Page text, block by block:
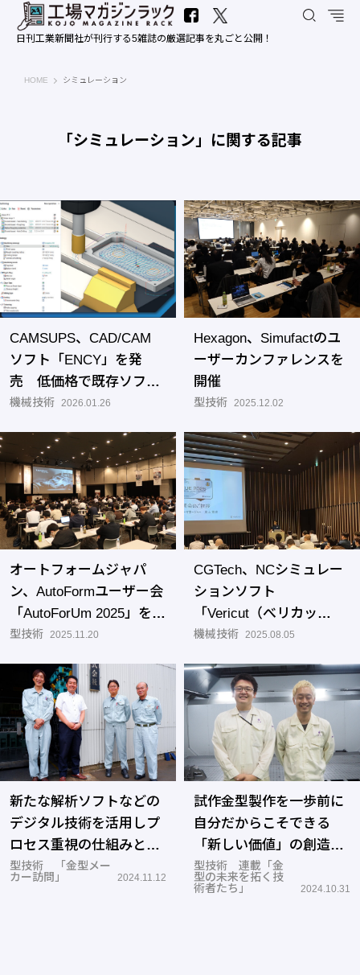
日刊工業新聞社が刊行する5雑誌の厳選記事を丸ごと公開！
HOME 工場マガジンラック｜日刊工業新聞社
シミュレーション
「シミュレーション」に関する記事
CAMSUPS、CAD/CAM
ソフト「ENCY」を発
売 低価格で既存ソフト
からの置換を提案
機械技術 2026.01.26
Hexagon、Simufactのユ
ーザーカンファレンスを
開催
型技術 2025.12.02
オートフォームジャパ
ン、AutoFormユーザー会
「AutoForUm 2025」を東
京で開催
型技術 2025.11.20
CGTech、NCシミュレー
ションソフト
「Vericut（べリカッ
ト）」の最新機能とユー
機械技術 2025.08.05
新たな解析ソフトなどの
デジタル技術を活用しプ
ロセス重視の仕組みと現
場を実現―南工
型技術 「金型メー
カー訪問」
2024.11.12
試作金型製作を一歩前に
自分だからこそできる
「新しい価値」の創造―
鳥羽工研
型技術 連載「金
型の未来を拓く技
術者たち」
2024.10.31